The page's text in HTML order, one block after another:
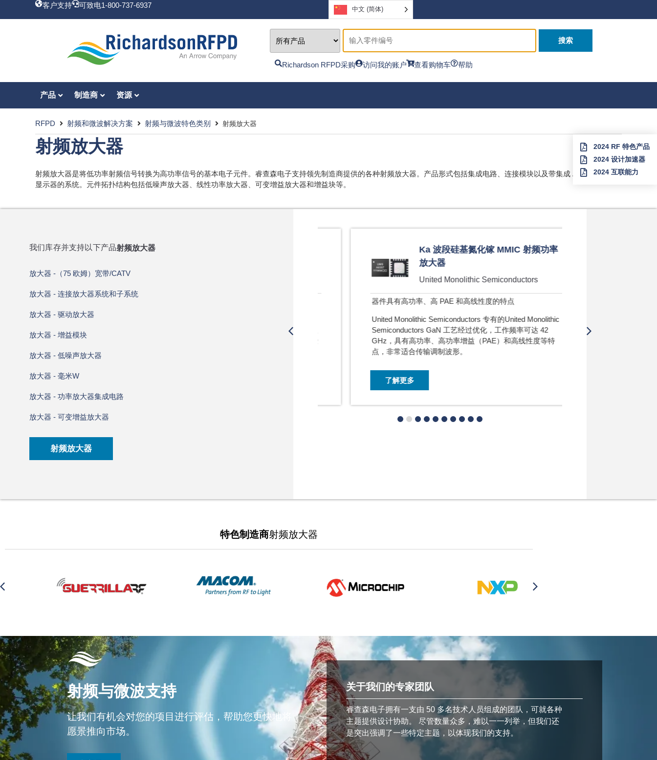
客户支持 可致电1-800-737-6937 中文 (简体)
搜索
Richardson RFPD采购 访问我的账户 查看购物车 帮助
产品 制造商 资源
RFPD 射频和微波解决方案 射频与微波特色类别 射频放大器
射频放大器
2024 RF 特色产品
2024 设计加速器
2024 互联能力
射频放大器是将低功率射频信号转换为高功率信号的基本电子元件。睿查森电子支持领先制造商提供的各种射频放大器。产品形式包括集成电路、连接模块以及带集成 AC/DC 电源和
显示器的系统。元件拓扑结构包括低噪声放大器、线性功率放大器、可变增益放大器和增益块等。
我们库存并支持以下产品射频放大器
放大器 -（75 欧姆）宽带/CATV
放大器 - 连接放大器系统和子系统
放大器 - 驱动放大器
放大器 - 增益模块
放大器 - 低噪声放大器
放大器 - 毫米W
放大器 - 功率放大器集成电路
放大器 - 可变增益放大器
射频放大器
无线电设备
多功能、多芯片模块和解决方案
从用于分集接收器和导航的射频前端模块，到用于电源管理
产品有不同的封装和认证级别。
Ka 波段硅基氮化镓 MMIC 射频功率
放大器
United Monolithic Semiconductors
器件具有高功率、高 PAE 和高线性度的特点
United Monolithic Semiconductors 专有的United Monolithic
Semiconductors GaN 工艺经过优化，工作频率可达 42
GHz，具有高功率、高功率增益（PAE）和高线性度等特
点，非常适合传输调制波形。
了解更多
的噪声系数、线性度
特色制造商射频放大器
射频与微波支持
让我们有机会对您的项目进行评估，帮助您更快地将
愿景推向市场。
关于我们的专家团队
睿查森电子拥有一支由 50 多名技术人员组成的团队，可就各种
主题提供设计协助。 尽管数量众多，难以一一列举，但我们还
是突出强调了一些特定主题，以体现我们的支持。